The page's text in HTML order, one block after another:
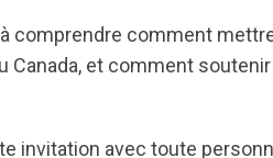
comprendre comment
Canada, et comment
invitation avec toute